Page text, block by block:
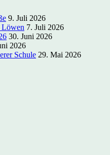
9. Juli 2026
Löwen 7. Juli 2026
30. Juni 2026
2026
Schule 29. Mai 2026